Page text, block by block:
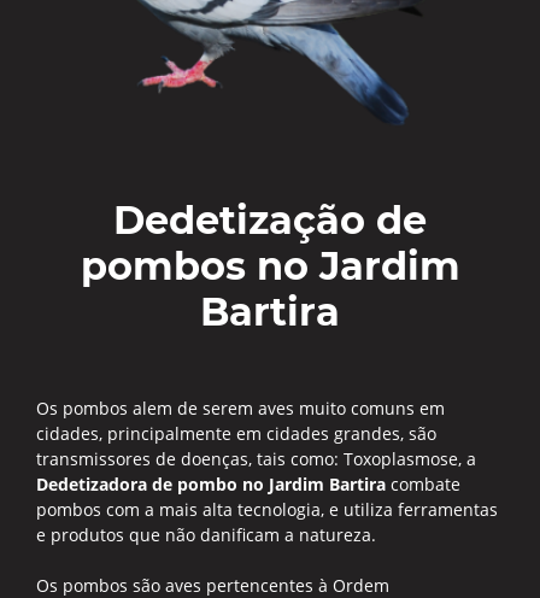
Dedetização de
pombos no Jardim
Bartira
Os pombos alem de serem aves muito comuns em
cidades, principalmente em cidades grandes, são
transmissores de doenças, tais como: Toxoplasmose, a
Dedetizadora de pombo no Jardim Bartira combate
pombos com a mais alta tecnologia, e utiliza ferramentas
e produtos que não danificam a natureza.
Os pombos são aves pertencentes à Ordem